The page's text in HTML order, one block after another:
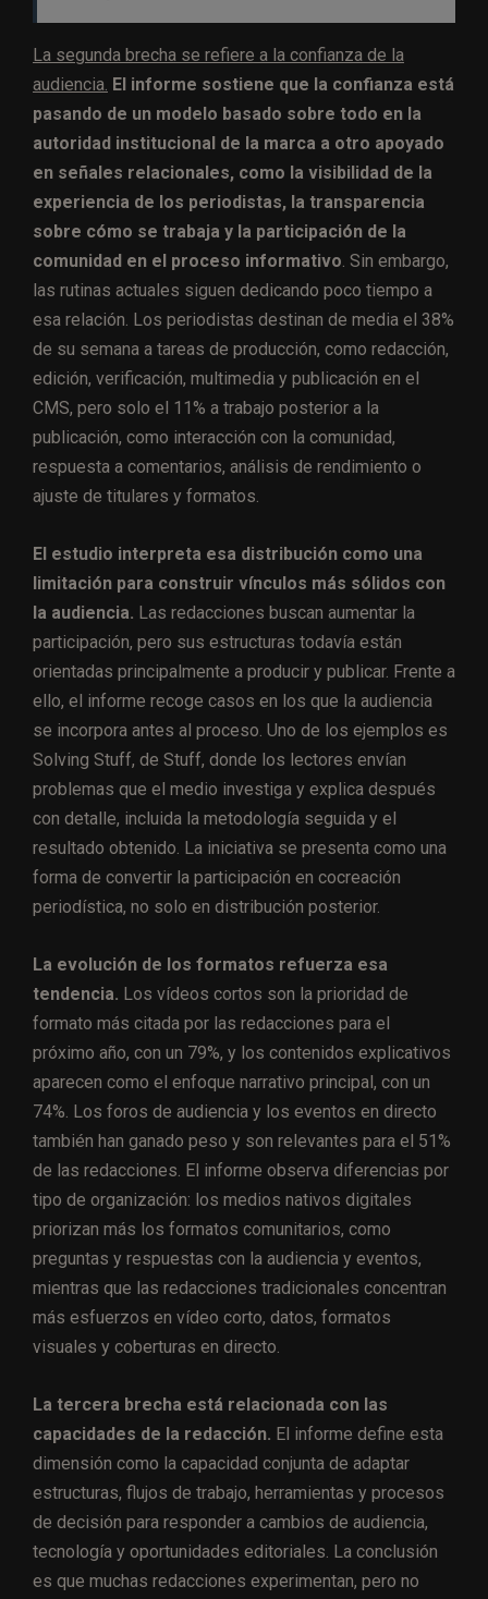
La segunda brecha se refiere a la confianza de la
audiencia. El informe sostiene que la confianza está
pasando de un modelo basado sobre todo en la
autoridad institucional de la marca a otro apoyado
en señales relacionales, como la visibilidad de la
experiencia de los periodistas, la transparencia
sobre cómo se trabaja y la participación de la
comunidad en el proceso informativo. Sin embargo,
las rutinas actuales siguen dedicando poco tiempo a
esa relación. Los periodistas destinan de media el 38%
de su semana a tareas de producción, como redacción,
edición, verificación, multimedia y publicación en el
CMS, pero solo el 11% a trabajo posterior a la
publicación, como interacción con la comunidad,
respuesta a comentarios, análisis de rendimiento o
ajuste de titulares y formatos.
El estudio interpreta esa distribución como una
limitación para construir vínculos más sólidos con
la audiencia. Las redacciones buscan aumentar la
participación, pero sus estructuras todavía están
orientadas principalmente a producir y publicar. Frente a
ello, el informe recoge casos en los que la audiencia
se incorpora antes al proceso. Uno de los ejemplos es
Solving Stuff, de Stuff, donde los lectores envían
problemas que el medio investiga y explica después
con detalle, incluida la metodología seguida y el
resultado obtenido. La iniciativa se presenta como una
forma de convertir la participación en cocreación
periodística, no solo en distribución posterior.
La evolución de los formatos refuerza esa
tendencia. Los vídeos cortos son la prioridad de
formato más citada por las redacciones para el
próximo año, con un 79%, y los contenidos explicativos
aparecen como el enfoque narrativo principal, con un
74%. Los foros de audiencia y los eventos en directo
también han ganado peso y son relevantes para el 51%
de las redacciones. El informe observa diferencias por
tipo de organización: los medios nativos digitales
priorizan más los formatos comunitarios, como
preguntas y respuestas con la audiencia y eventos,
mientras que las redacciones tradicionales concentran
más esfuerzos en vídeo corto, datos, formatos
visuales y coberturas en directo.
La tercera brecha está relacionada con las
capacidades de la redacción. El informe define esta
dimensión como la capacidad conjunta de adaptar
estructuras, flujos de trabajo, herramientas y procesos
de decisión para responder a cambios de audiencia,
tecnología y oportunidades editoriales. La conclusión
es que muchas redacciones experimentan, pero no